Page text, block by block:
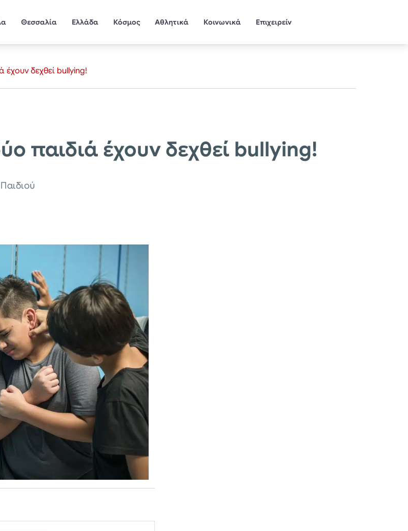
Θεσσαλία Ελλάδα Κόσμος Αθλητικά Κοινωνικά Επιχειρείν
δεχθεί bullying!
παιδιά έχουν δεχθεί bullying!